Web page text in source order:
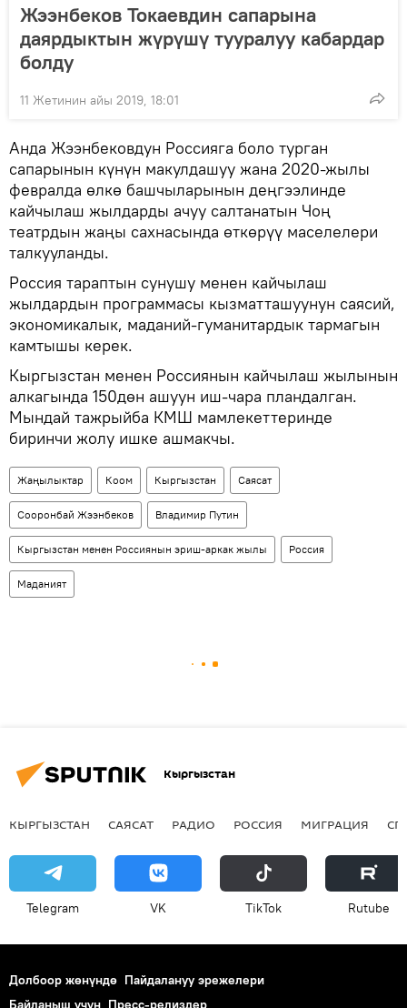
Жээнбеков Токаевдин сапарына
даярдыктын жүрүшү тууралуу кабардар
болду
11 Жетинин айы 2019, 18:01
Анда Жээнбековдун Россияга боло турган
сапарынын күнүн макулдашуу жана 2020-жылы
февралда өлкө башчыларынын деңгээлинде
кайчылаш жылдарды ачуу салтанатын Чоң
театрдын жаңы сахнасында өткөрүү маселелери
талкууланды.
Россия тараптын сунушу менен кайчылаш
жылдардын программасы кызматташуунун саясий,
экономикалык, маданий-гуманитардык тармагын
камтышы керек.
Кыргызстан менен Россиянын кайчылаш жылынын
алкагында 150дөн ашуун иш-чара пландалган.
Мындай тажрыйба КМШ мамлекеттеринде
биринчи жолу ишке ашмакчы.
Жаңылыктар Коом Кыргызстан Саясат
Сооронбай Жээнбеков Владимир Путин
Кыргызстан менен Россиянын эриш-аркак жылы Россия
Маданият
Кыргызстан
КЫРГЫЗСТАН САЯСАТ РАДИО РОССИЯ МИГРАЦИЯ
Telegram VK ТikТоk Rutube
Долбоор жөнүндө Пайдалануу эрежелери
Байланыш үчүн Пресс-релиздер